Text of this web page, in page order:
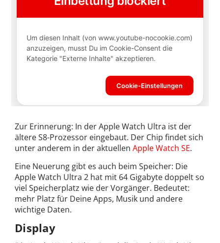
Zur Erinnerung: In der Apple Watch Ultra ist der
ältere S8-Prozessor eingebaut. Der Chip findet sich
unter anderem in der aktuellen Apple Watch SE.
Eine Neuerung gibt es auch beim Speicher: Die
Apple Watch Ultra 2 hat mit 64 Gigabyte doppelt so
viel Speicherplatz wie der Vorgänger. Bedeutet:
mehr Platz für Deine Apps, Musik und andere
wichtige Daten.
Display